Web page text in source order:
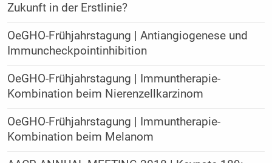
Zukunft in der Erstlinie?
OeGHO-Frühjahrstagung | Antiangiogenese und
Immuncheckpointinhibition
OeGHO-Frühjahrstagung | Immuntherapie-
Kombination beim Nierenzellkarzinom
OeGHO-Frühjahrstagung | Immuntherapie-
Kombination beim Melanom